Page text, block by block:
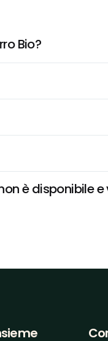
Bio?
è disponibile